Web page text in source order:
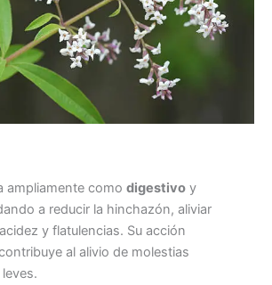
ampliamente como digestivo y
a reducir la hinchazón, aliviar
y flatulencias. Su acción
al alivio de molestias